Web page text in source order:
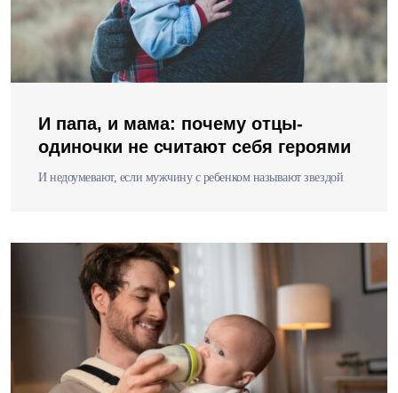
И папа, и мама: почему отцы-
одиночки не считают себя героями
И недоумевают, если мужчину с ребенком называют звездой